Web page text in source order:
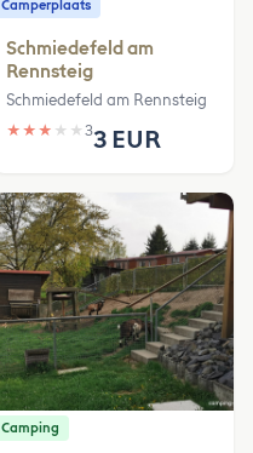
Camperplaats
Schmiedefeld am
Rennsteig
Schmiedefeld am Rennsteig
★ ★ ★ ★ ★ 33 EUR
Camping